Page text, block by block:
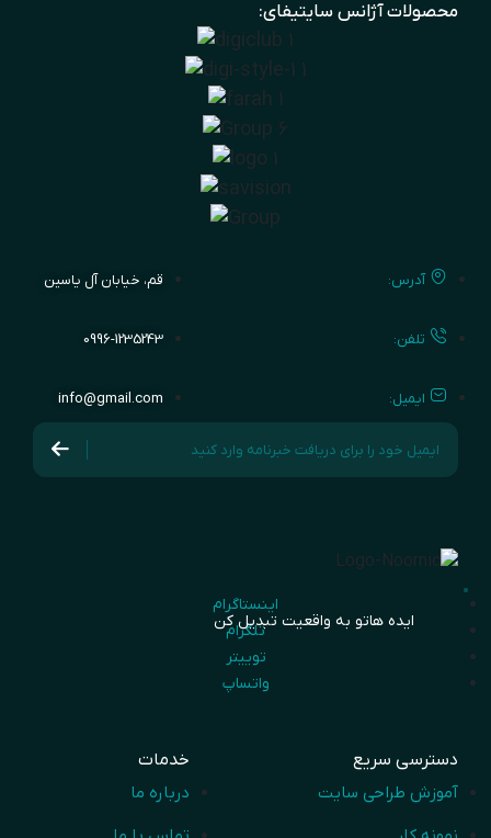
محصولات آژانس سایتیفای:
آدرس:
تلفن:
ایمیل:
قم، خیابان آل یاسین
0996-1235243
info@gmail.com
اینستاگرام
تلگرام
توییتر
واتساپ
ایده هاتو به واقعیت تبدیل کن
دسترسی سریع
آموزش طراحی سایت
خدمات
درباره ما